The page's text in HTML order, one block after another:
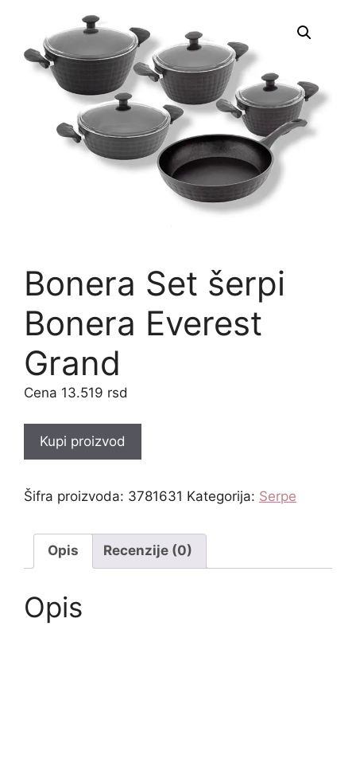
Bonera Set šerpi
Bonera Everest
Grand
13.519 rsd
Kupi proizvod
Šifra proizvoda: 3781631 Kategorija: Serpe
Opis Recenzije (0)
Opis